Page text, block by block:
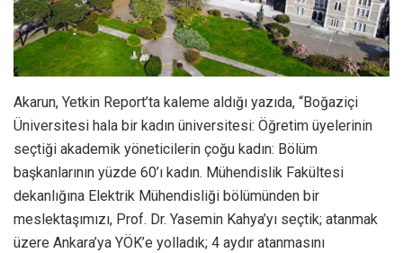
Akarun, Yetkin Report’ta kaleme aldığı yazıda, “Boğaziçi
Üniversitesi hala bir kadın üniversitesi: Öğretim üyelerinin
seçtiği akademik yöneticilerin çoğu kadın: Bölüm
başkanlarının yüzde 60’ı kadın. Mühendislik Fakültesi
dekanlığına Elektrik Mühendisliği bölümünden bir
meslektaşımızı, Prof. Dr. Yasemin Kahya’yı seçtik; atanmak
üzere Ankara’ya YÖK’e yolladık; 4 aydır atanmasını